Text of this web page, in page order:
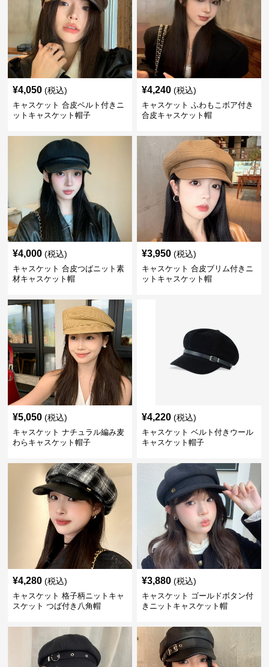
¥4,050 (税込)
キャスケット 合皮ベルト付きニ
ットキャスケット帽子
¥4,240 (税込)
キャスケット ふわもこボア付き
合皮キャスケット帽
¥4,000 (税込)
キャスケット 合皮つばニット素
材キャスケット帽
¥3,950 (税込)
キャスケット 合皮ブリム付きニ
ットキャスケット帽
¥5,050 (税込)
キャスケット ナチュラル編み麦
わらキャスケット帽子
¥4,220 (税込)
キャスケット ベルト付きウール
キャスケット帽子
¥4,280 (税込)
キャスケット 格子柄ニットキャ
スケット つば付き八角帽
¥3,880 (税込)
キャスケット ゴールドボタン付
きニットキャスケット帽